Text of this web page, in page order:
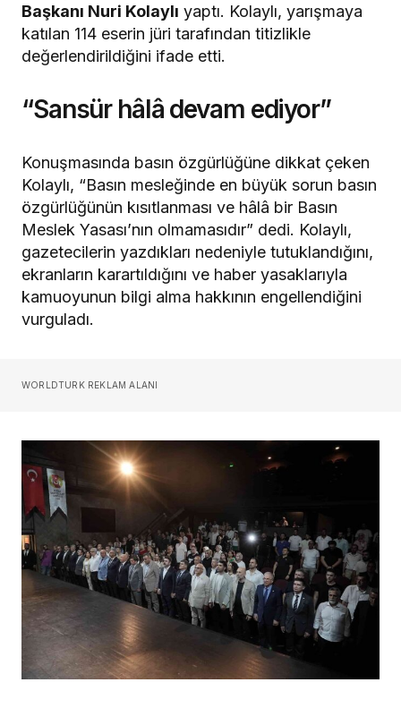
Başkanı Nuri Kolaylı yaptı. Kolaylı, yarışmaya
katılan 114 eserin jüri tarafından titizlikle
değerlendirildiğini ifade etti.
“Sansür hâlâ devam ediyor”
Konuşmasında basın özgürlüğüne dikkat çeken
Kolaylı, “Basın mesleğinde en büyük sorun basın
özgürlüğünün kısıtlanması ve hâlâ bir Basın
Meslek Yasası’nın olmamasıdır” dedi. Kolaylı,
gazetecilerin yazdıkları nedeniyle tutuklandığını,
ekranların karartıldığını ve haber yasaklarıyla
kamuoyunun bilgi alma hakkının engellendiğini
vurguladı.
WORLDTURK REKLAM ALANI